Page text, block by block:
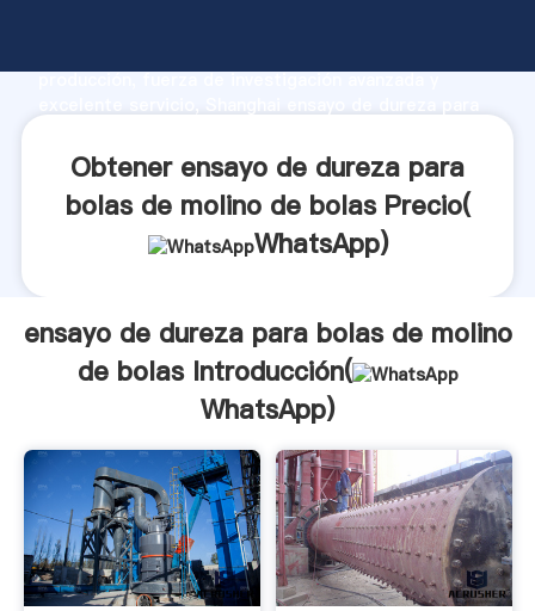
producción, fuerza de investigación avanzada y
aporta valores a todos los clientes.
Obtener ensayo de dureza para
bolas de molino de bolas Precio(
WhatsApp)
ensayo de dureza para bolas de molino
de bolas Introducción(
WhatsApp)